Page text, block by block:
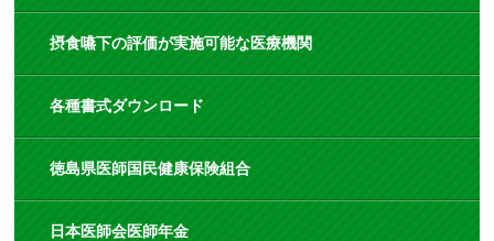
摂食嚥下の評価が実施可能な医療機関
各種書式ダウンロード
徳島県医師国民健康保険組合
日本医師会医師年金